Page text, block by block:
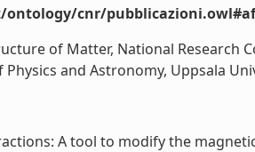
cnr/
of Matter, National Research
and Astronomy, Uppsala
A tool to modify the